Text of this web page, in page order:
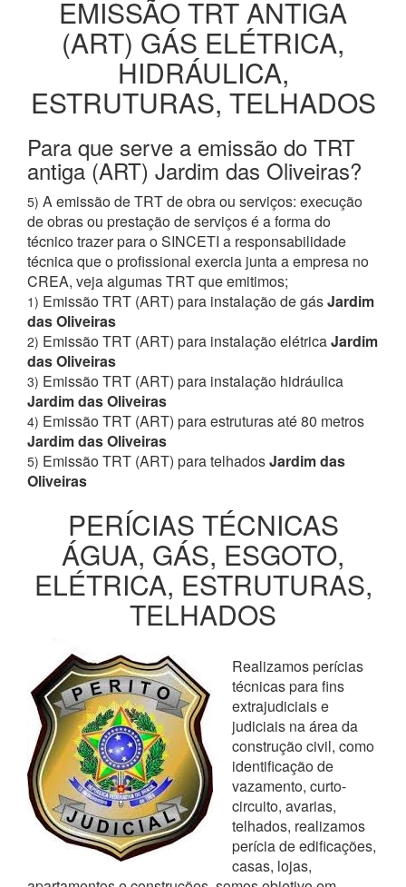
EMISSÃO TRT ANTIGA
(ART) GÁS ELÉTRICA,
HIDRÁULICA,
ESTRUTURAS, TELHADOS
Para que serve a emissão do TRT
antiga (ART) Jardim das Oliveiras?
5) A emissão de TRT de obra ou serviços: execução
de obras ou prestação de serviços é a forma do
técnico trazer para o SINCETI a responsabilidade
técnica que o profissional exercia junta a empresa no
CREA, veja algumas TRT que emitimos;
1) Emissão TRT (ART) para instalação de gásJardim
das Oliveiras
2) Emissão TRT (ART) para instalação elétricaJardim
das Oliveiras
3) Emissão TRT (ART) para instalação hidráulica
Jardim das Oliveiras
4) Emissão TRT (ART) para estruturas até 80 metros
Jardim das Oliveiras
5) Emissão TRT (ART) para telhadosJardim das
Oliveiras
PERÍCIAS TÉCNICAS
ÁGUA, GÁS, ESGOTO,
ELÉTRICA, ESTRUTURAS,
TELHADOS
Realizamos perícias
técnicas para fins
extrajudiciais e
judiciais na área da
construção civil, como
identificação de
vazamento, curto-
circuito, avarias,
telhados, realizamos
perícia de edificações,
casas, lojas,